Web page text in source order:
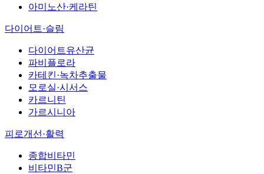
아미노산·케라틴
다이어트·슬림
다이어트유산균
파비플로라
카테킨·녹차추출물
모로실·시서스
카르니틴
가르시니아
피로개선·활력
종합비타민
비타민B군